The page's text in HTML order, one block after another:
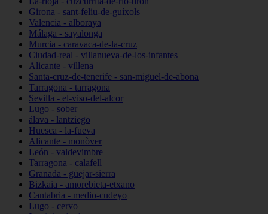
Girona - sant-feliu-de-guíxols
Valencia - alboraya
Málaga - sayalonga
Murcia - caravaca-de-la-cruz
Ciudad-real - villanueva-de-los-infantes
Alicante - villena
Santa-cruz-de-tenerife - san-miguel-de-abona
Tarragona - tarragona
Sevilla - el-viso-del-alcor
Lugo - sober
álava - lantziego
Huesca - la-fueva
Alicante - monòver
León - valdevimbre
Tarragona - calafell
Granada - güejar-sierra
Bizkaia - amorebieta-etxano
Cantabria - medio-cudeyo
Lugo - cervo